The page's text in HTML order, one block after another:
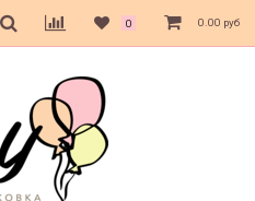
0 0.00 руб